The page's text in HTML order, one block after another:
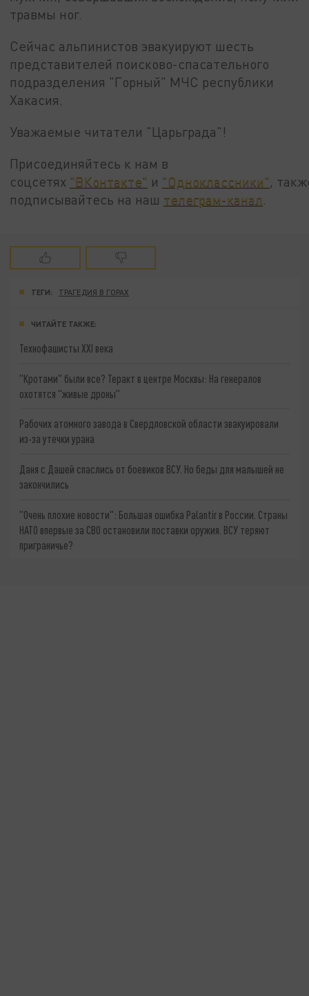
травмы ног.
Сейчас альпинистов эвакуируют шесть
представителей поисково-спасательного
подразделения "Горный" МЧС республики
Хакасия.
Уважаемые читатели "Царьграда"!
Присоединяйтесь к нам в
соцсетях "ВКонтакте" и "Одноклассники" ,
подписывайтесь на наш телеграм-канал
ТЕГИ: ТРАГЕДИЯ В ГОРАХ
ЧИТАЙТЕ ТАКЖЕ:
Технофашисты XXI века
"Кротами" были все? Теракт в центре Москвы: На генералов
охотятся "живые дроны"
Рабочих атомного завода в Свердловской области эвакуировали
из-за утечки урана
Даня с Дашей спаслись от боевиков ВСУ. Но беды для малышей не
закончились
"Очень плохие новости": Большая ошибка Palantir в России. Страны
НАТО впервые за СВО остановили поставки оружия. ВСУ теряют
приграничье?